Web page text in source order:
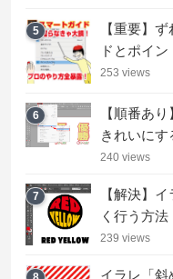
5
【重要】
ドとポイ
253 views
6
【順番あ
きれいにす
240 views
7
【解決】
く行う方法
239 views
イラレ「